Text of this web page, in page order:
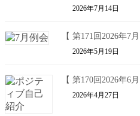
2026年7月14日
【 第171回2026年7
2026年5月19日
【 第170回2026年6
2026年4月27日